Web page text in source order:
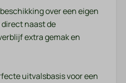
over een eigen
naast de
extra gemak en
uitvalsbasis voor een